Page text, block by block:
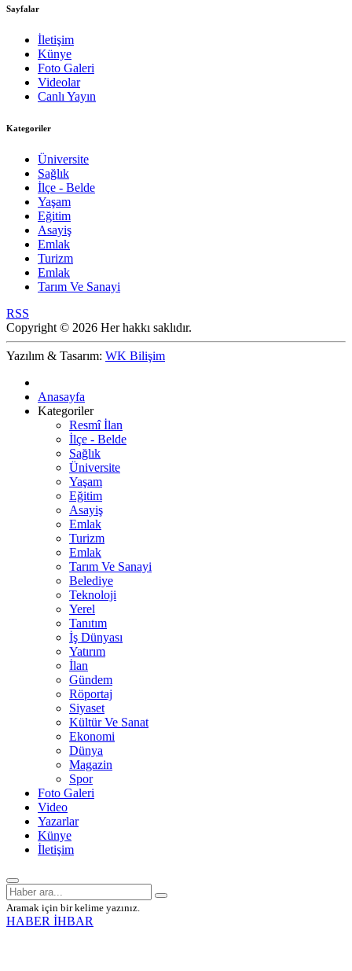
Sayfalar
İletişim
Künye
Foto Galeri
Videolar
Canlı Yayın
Kategoriler
Üniversite
Sağlık
İlçe - Belde
Yaşam
Eğitim
Asayiş
Emlak
Turizm
Emlak
Tarım Ve Sanayi
RSS
Copyright © 2026 Her hakkı saklıdır.
Yazılım & Tasarım: WK Bilişim
Anasayfa
Kategoriler
Resmî İlan
İlçe - Belde
Sağlık
Üniversite
Yaşam
Eğitim
Asayiş
Emlak
Turizm
Emlak
Tarım Ve Sanayi
Belediye
Teknoloji
Yerel
Tanıtım
İş Dünyası
Yatırım
İlan
Gündem
Röportaj
Siyaset
Kültür Ve Sanat
Ekonomi
Dünya
Magazin
Spor
Foto Galeri
Video
Yazarlar
Künye
İletişim
Aramak için bir kelime yazınız.
HABER İHBAR